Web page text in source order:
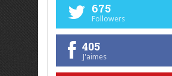
675
Followers
405
J'aimes